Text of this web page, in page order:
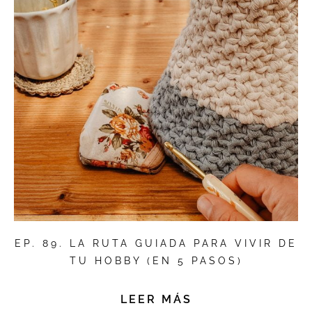
EP. 89. LA RUTA GUIADA PARA VIVIR DE
TU HOBBY (EN 5 PASOS)
LEER MÁS